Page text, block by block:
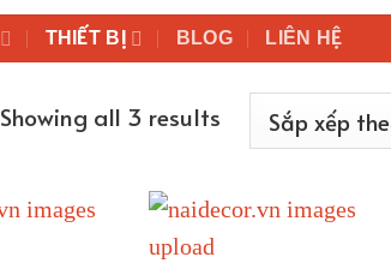
THIẾT BỊ BLOG LIÊN HỆ
Showing all 3 results